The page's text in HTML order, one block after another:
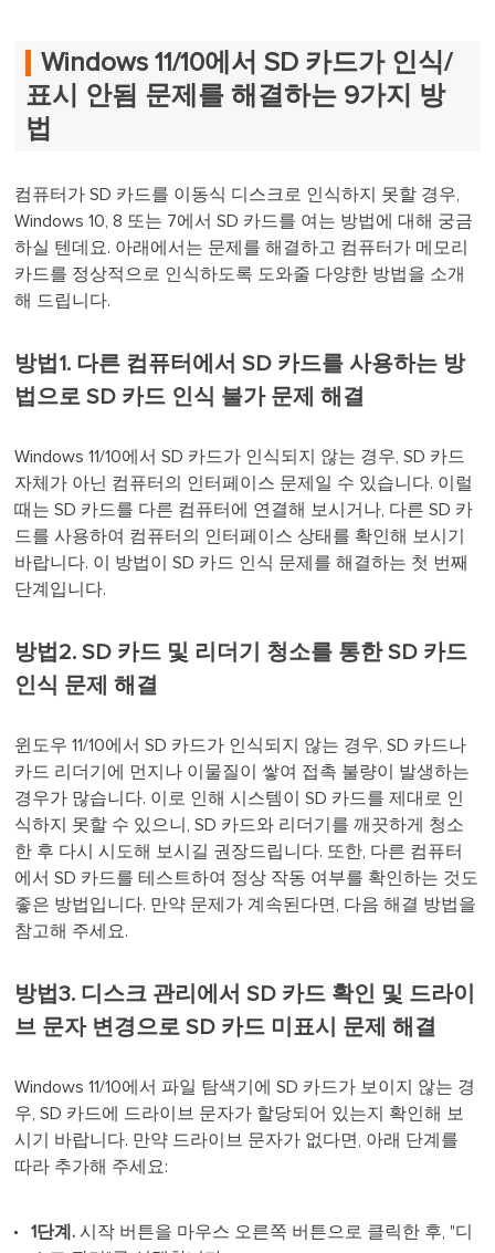
Windows 11/10에서 SD 카드가 인식/
표시 안됨 문제를 해결하는 9가지 방
법
컴퓨터가 SD 카드를 이동식 디스크로 인식하지 못할 경우,
Windows 10, 8 또는 7에서 SD 카드를 여는 방법에 대해 궁금
하실 텐데요. 아래에서는 문제를 해결하고 컴퓨터가 메모리
카드를 정상적으로 인식하도록 도와줄 다양한 방법을 소개
해 드립니다.
방법1. 다른 컴퓨터에서 SD 카드를 사용하는 방
법으로 SD 카드 인식 불가 문제 해결
Windows 11/10에서 SD 카드가 인식되지 않는 경우, SD 카드
자체가 아닌 컴퓨터의 인터페이스 문제일 수 있습니다. 이럴
때는 SD 카드를 다른 컴퓨터에 연결해 보시거나, 다른 SD 카
드를 사용하여 컴퓨터의 인터페이스 상태를 확인해 보시기
바랍니다. 이 방법이 SD 카드 인식 문제를 해결하는 첫 번째
단계입니다.
방법2. SD 카드 및 리더기 청소를 통한 SD 카드
인식 문제 해결
윈도우 11/10에서 SD 카드가 인식되지 않는 경우, SD 카드나
카드 리더기에 먼지나 이물질이 쌓여 접촉 불량이 발생하는
경우가 많습니다. 이로 인해 시스템이 SD 카드를 제대로 인
식하지 못할 수 있으니, SD 카드와 리더기를 깨끗하게 청소
한 후 다시 시도해 보시길 권장드립니다. 또한, 다른 컴퓨터
에서 SD 카드를 테스트하여 정상 작동 여부를 확인하는 것도
좋은 방법입니다. 만약 문제가 계속된다면, 다음 해결 방법을
참고해 주세요.
방법3. 디스크 관리에서 SD 카드 확인 및 드라이
브 문자 변경으로 SD 카드 미표시 문제 해결
Windows 11/10에서 파일 탐색기에 SD 카드가 보이지 않는 경
우, SD 카드에 드라이브 문자가 할당되어 있는지 확인해 보
시기 바랍니다. 만약 드라이브 문자가 없다면, 아래 단계를
따라 추가해 주세요:
1단계. 시작 버튼을 마우스 오른쪽 버튼으로 클릭한 후, "디